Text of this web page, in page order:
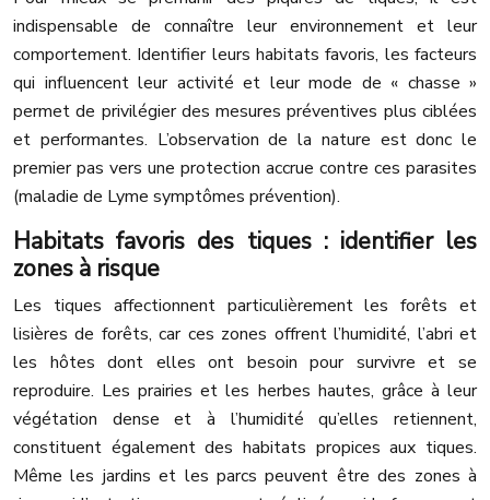
indispensable de connaître leur environnement et leur
comportement. Identifier leurs habitats favoris, les facteurs
qui influencent leur activité et leur mode de « chasse »
permet de privilégier des mesures préventives plus ciblées
et performantes. L’observation de la nature est donc le
premier pas vers une protection accrue contre ces parasites
(maladie de Lyme symptômes prévention).
Habitats favoris des tiques : identifier les
zones à risque
Les tiques affectionnent particulièrement les forêts et
lisières de forêts, car ces zones offrent l’humidité, l’abri et
les hôtes dont elles ont besoin pour survivre et se
reproduire. Les prairies et les herbes hautes, grâce à leur
végétation dense et à l’humidité qu’elles retiennent,
constituent également des habitats propices aux tiques.
Même les jardins et les parcs peuvent être des zones à